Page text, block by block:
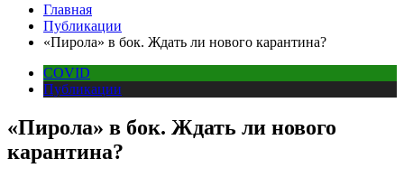
Главная
Публикации
«Пирола» в бок. Ждать ли нового карантина?
COVID
Публикации
«Пирола» в бок. Ждать ли нового
карантина?